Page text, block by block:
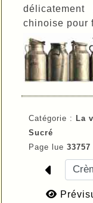
chinoise pour
Catégorie : La
Sucré
Page lue